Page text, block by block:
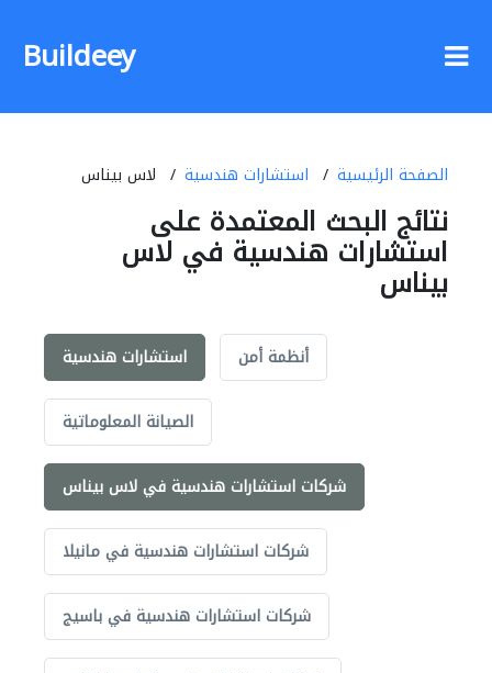
Buildeey
الصفحة الرئيسية استشارات هندسية لاس بيناس
نتائج البحث المعتمدة على
استشارات هندسية في لاس
بيناس
استشارات هندسية أنظمة أمن
الصيانة المعلوماتية
شركات استشارات هندسية في لاس بيناس
شركات استشارات هندسية في مانيلا
شركات استشارات هندسية في باسيج